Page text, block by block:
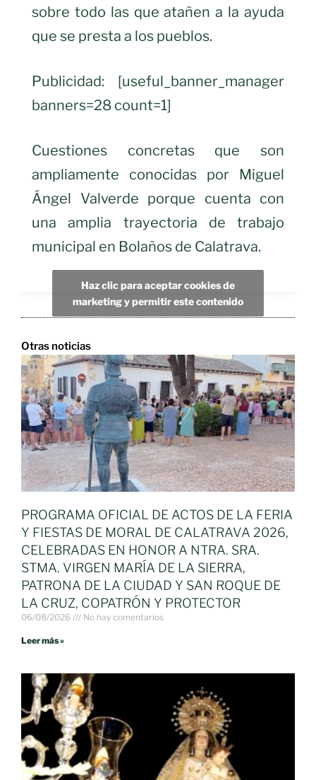
sobre todo las que atañen a la ayuda
que se presta a los pueblos.
Publicidad: [useful_banner_manager
banners=28 count=1]
Cuestiones concretas que son
ampliamente conocidas por Miguel
Ángel Valverde porque cuenta con
una amplia trayectoria de trabajo
municipal en Bolaños de Calatrava.
Haz clic para aceptar cookies de
marketing y permitir este contenido
Otras noticias
PROGRAMA OFICIAL DE ACTOS DE LA FERIA
Y FIESTAS DE MORAL DE CALATRAVA 2026,
CELEBRADAS EN HONOR A NTRA. SRA.
STMA. VIRGEN MARÍA DE LA SIERRA,
PATRONA DE LA CIUDAD Y SAN ROQUE DE
LA CRUZ, COPATRÓN Y PROTECTOR
06/08/2026 No hay comentarios
Leer más »